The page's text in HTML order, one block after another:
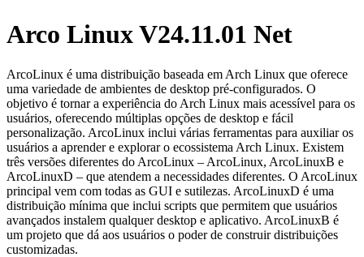
Arco Linux V24.11.01 Net
ArcoLinux é uma distribuição baseada em Arch Linux que oferece
uma variedade de ambientes de desktop pré-configurados. O
objetivo é tornar a experiência do Arch Linux mais acessível para os
usuários, oferecendo múltiplas opções de desktop e fácil
personalização. ArcoLinux inclui várias ferramentas para auxiliar os
usuários a aprender e explorar o ecossistema Arch Linux. Existem
três versões diferentes do ArcoLinux – ArcoLinux, ArcoLinuxB e
ArcoLinuxD – que atendem a necessidades diferentes. O ArcoLinux
principal vem com todas as GUI e sutilezas. ArcoLinuxD é uma
distribuição mínima que inclui scripts que permitem que usuários
avançados instalem qualquer desktop e aplicativo. ArcoLinuxB é
um projeto que dá aos usuários o poder de construir distribuições
customizadas.